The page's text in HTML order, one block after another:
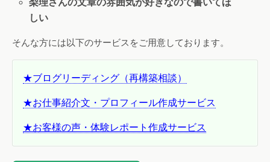
梨理さんの文章の雰囲気が好きなので書いてほ
しい
そんな方には以下のサービスをご用意しております。
★ブログリーディング（再構築相談）
★お仕事紹介文・プロフィール作成サービス
★お客様の声・体験レポート作成サービス